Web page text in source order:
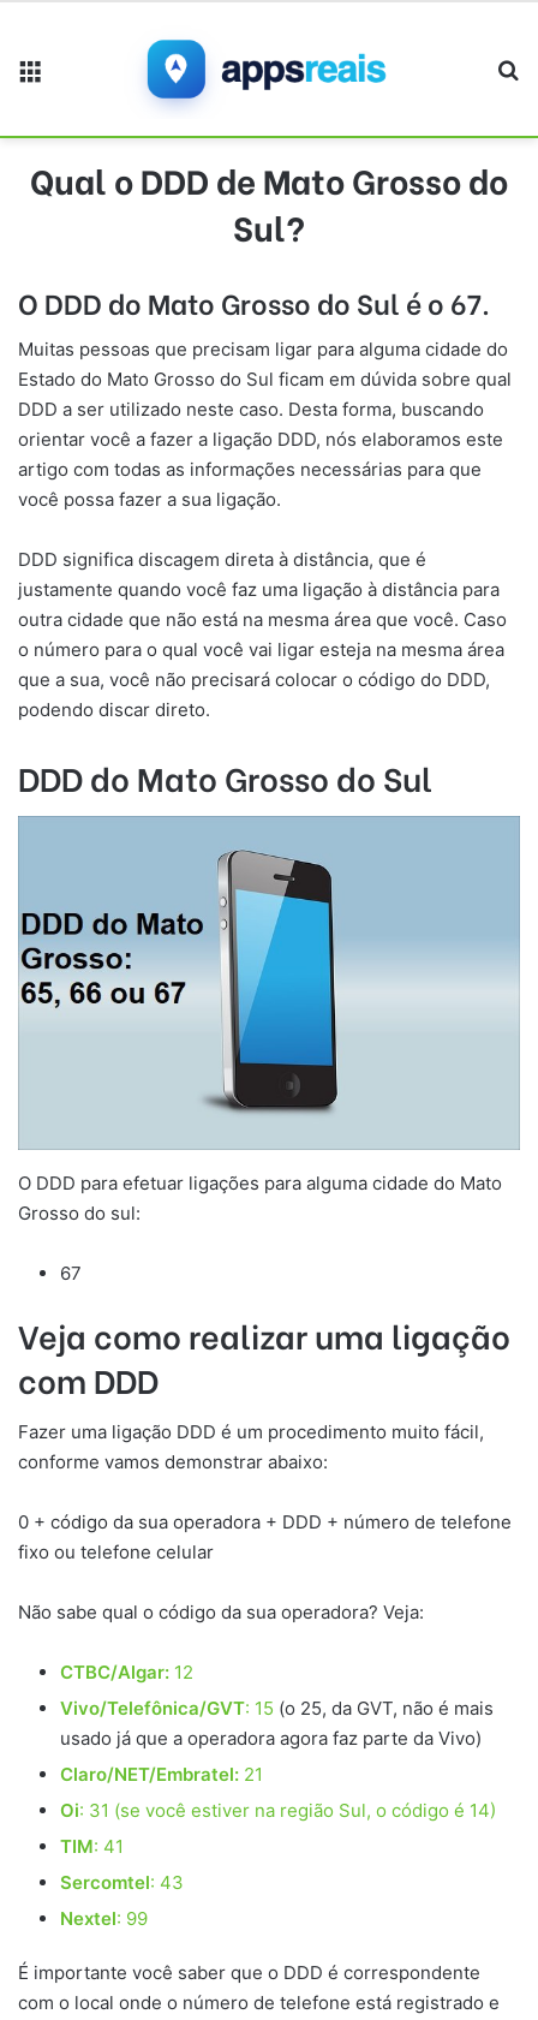
Qual o DDD de Mato Grosso do
Sul?
O DDD do Mato Grosso do Sul é o 67.
Muitas pessoas que precisam ligar para alguma cidade do
Estado do Mato Grosso do Sul ficam em dúvida sobre qual
DDD a ser utilizado neste caso. Desta forma, buscando
orientar você a fazer a ligação DDD, nós elaboramos este
artigo com todas as informações necessárias para que
você possa fazer a sua ligação.
DDD significa discagem direta à distância, que é
justamente quando você faz uma ligação à distância para
outra cidade que não está na mesma área que você. Caso
o número para o qual você vai ligar esteja na mesma área
que a sua, você não precisará colocar o código do DDD,
podendo discar direto.
DDD do Mato Grosso do Sul
O DDD para efetuar ligações para alguma cidade do Mato
Grosso do sul:
67
Veja como realizar uma ligação
com DDD
Fazer uma ligação DDD é um procedimento muito fácil,
conforme vamos demonstrar abaixo:
0 + código da sua operadora + DDD + número de telefone
fixo ou telefone celular
Não sabe qual o código da sua operadora? Veja:
CTBC/Algar: 12
Vivo/Telefônica/GVT: 15 (o 25, da GVT, não é mais
usado já que a operadora agora faz parte da Vivo)
Claro/NET/Embratel: 21
Oi: 31 (se você estiver na região Sul, o código é 14)
TIM: 41
Sercomtel: 43
Nextel: 99
É importante você saber que o DDD é correspondente
com o local onde o número de telefone está registrado e